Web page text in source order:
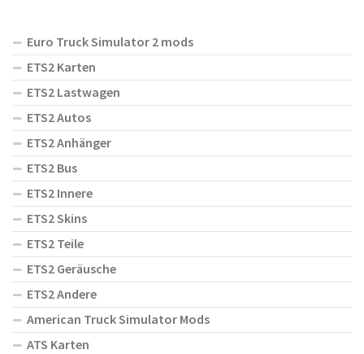
Euro Truck Simulator 2 mods
ETS2 Karten
ETS2 Lastwagen
ETS2 Autos
ETS2 Anhänger
ETS2 Bus
ETS2 Innere
ETS2 Skins
ETS2 Teile
ETS2 Geräusche
ETS2 Andere
American Truck Simulator Mods
ATS Karten